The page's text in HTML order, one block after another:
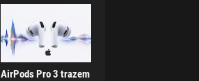
AirPods Pro 3 trazem